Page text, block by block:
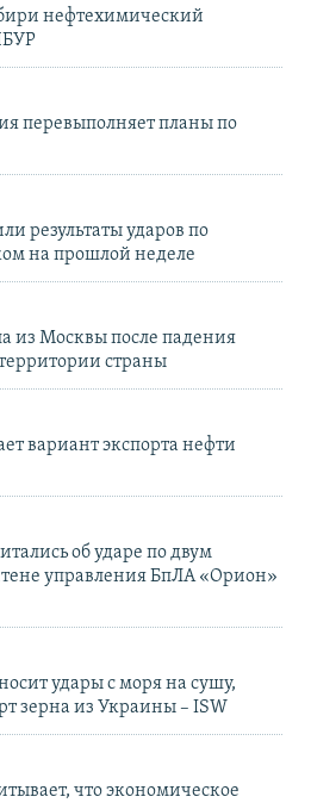
нефтехимический
перевыполняет планы по
результаты ударов по
на прошлой неделе
из Москвы после падения
страны
вариант экспорта нефти
об ударе по двум
управления БпЛА «Орион»
удары с моря на сушу,
зерна из Украины – ISW
что экономическое